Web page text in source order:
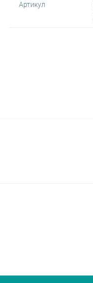
Артикул